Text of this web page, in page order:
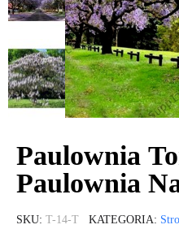
Paulownia
Paulownia
SKU T-14-T KATEGORIA